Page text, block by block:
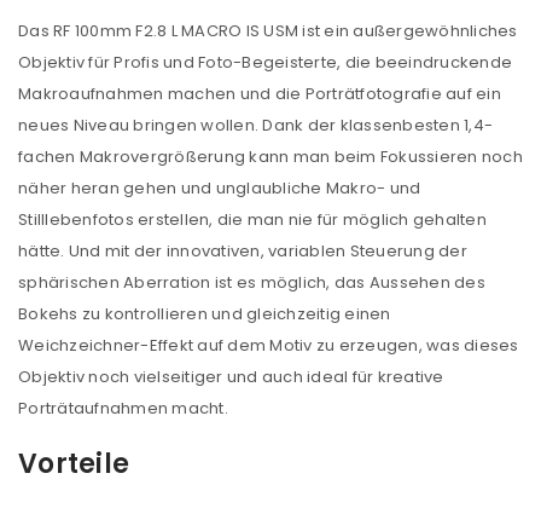
Das RF 100mm F2.8 L MACRO IS USM ist ein außergewöhnliches
Objektiv für Profis und Foto-Begeisterte, die beeindruckende
Makroaufnahmen machen und die Porträtfotografie auf ein
neues Niveau bringen wollen. Dank der klassenbesten 1,4-
fachen Makrovergrößerung kann man beim Fokussieren noch
näher heran gehen und unglaubliche Makro- und
Stilllebenfotos erstellen, die man nie für möglich gehalten
hätte. Und mit der innovativen, variablen Steuerung der
sphärischen Aberration ist es möglich, das Aussehen des
Bokehs zu kontrollieren und gleichzeitig einen
Weichzeichner-Effekt auf dem Motiv zu erzeugen, was dieses
Objektiv noch vielseitiger und auch ideal für kreative
Porträtaufnahmen macht.
Vorteile